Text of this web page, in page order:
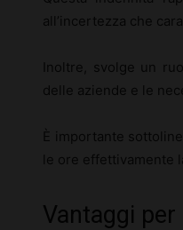
all’incertezza che
Inoltre, svolge un
delle aziende e le
È importante
le ore effettivamente
Vantaggi